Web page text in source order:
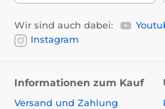
Wir sind auch dabei:
Instagram
Informationen zum Kauf
Versand und Zahlung